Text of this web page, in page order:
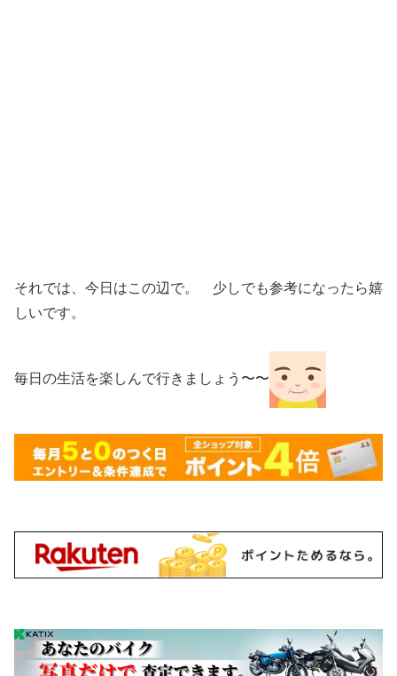
それでは、今日はこの辺で。 少しでも参考になったら嬉
しいです。
毎日の生活を楽しんで行きましょう〜〜